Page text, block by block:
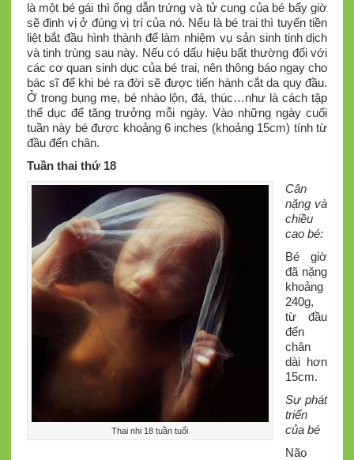
là một bé gái thì ống dẫn trứng và tử cung của bé bấy giờ
sẽ định vị ở đúng vị trí của nó. Nếu là bé trai thì tuyến tiền
liệt bắt đầu hình thành để làm nhiệm vụ sản sinh tinh dịch
và tinh trùng sau này. Nếu có dấu hiệu bất thường đối với
các cơ quan sinh dục của bé trai, nên thông báo ngay cho
bác sĩ để khi bé ra đời sẽ được tiến hành cắt da quy đầu.
Ở trong bụng mẹ, bé nhào lộn, đá, thúc…như là cách tập
thể dục để tăng trưởng mỗi ngày. Vào những ngày cuối
tuần này bé được khoảng 6 inches (khoảng 15cm) tính từ
đầu đến chân.
Tuần thai thứ 18
Thai nhi 18 tuần tuổi
Cân
nặng và
chiều
cao bé:
Bé giờ
đã nặng
khoảng
240g,
từ đầu
đến
chân
dài hơn
15cm.
Sự phát
triển
của bé
Não